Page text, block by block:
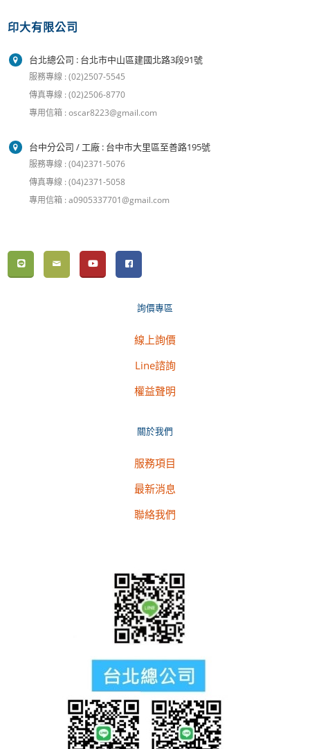
印大有限公司
台北總公司 : 台北市中山區建國北路3段91號
服務專線 : (02)2507-5545
傳真專線 : (02)2506-8770
專用信箱 : oscar8223@gmail.com
台中分公司 / 工廠 : 台中市大里區至善路195號
服務專線 : (04)2371-5076
傳真專線 : (04)2371-5058
專用信箱 : a0905337701@gmail.com
詢價專區
線上詢價
Line諮詢
權益聲明
關於我們
服務項目
最新消息
聯絡我們